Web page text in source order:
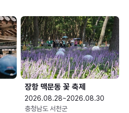
장항 맥문동 꽃 축제
2026.08.28~2026.08.30
충청남도 서천군